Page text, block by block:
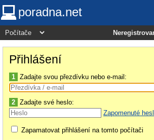
poradna.net
Přihlášení
1 Zadajte svou přezdívku nebo e-mail:
2 Zadajte své heslo:
Zapomenuté
Zapamatovat přihlášení na tomto počítači